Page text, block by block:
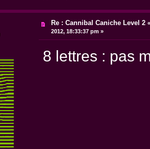
Re : Cannibal Caniche Level 2
2012, 18:33:37 pm »
8 lettres : pas